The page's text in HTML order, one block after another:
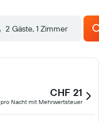
2 Gäste, 1 Zimmer
CHF 21
pro Nacht mit Mehrwertsteuer